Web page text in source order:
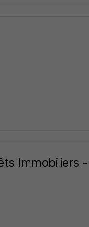
Immobiliers